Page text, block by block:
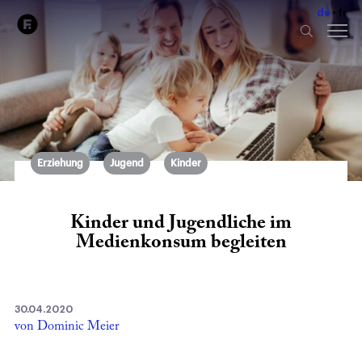
de fr
Erziehung Jugend Kinder
Kinder und Jugendliche im
Medienkonsum begleiten
30.04.2020
von Dominic Meier